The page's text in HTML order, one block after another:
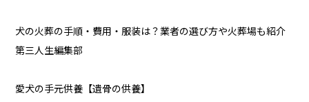
犬の火葬の手順・費用・服装は？業者の選び方や火葬場も紹介
第三人生編集部
愛犬の手元供養【遺骨の供養】